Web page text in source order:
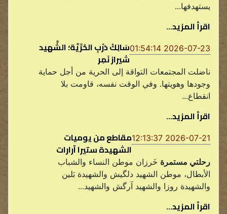
يستهدفها...
اقرأ المزيد...
2026-07-23 01:54:14
سَالِكُ دَرْبِ الحُرِّيَّة؛ الشَّهيد
شيراز نَمِر
ناضلت المجتمعات التواقة إلى الحرية من أجل حماية
وجودها وهويتها. وفي الوقت نفسه، قاومت بلا
انقطاع...
اقرأ المزيد...
2026-07-21 12:13:37
مقاطع من يوميات
الشهيدة ستيرا آرارات
رحلتي مستمرة خَرزان موطن النساء والشباب
الأبطال، موطن الشهيد دلگيش والشهيدة بَلين
والشهيدة روزا والشهيد آرگش والشهيد...
اقرأ المزيد...